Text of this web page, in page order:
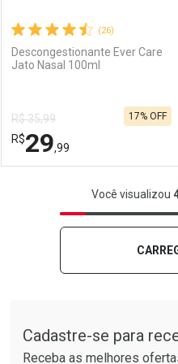
Comprar sem Desconto
Por R$ 6,87/cada
Comprar sem Desconto
Por R$ 6,87/cada
(26)
Descongestionante Ever Care
Jato Nasal 100ml
R$ 35,99
R$29,99
17% OFF
Laboratório
Por Menos
Você visualizou
Cadastre-se para
Receba as melhores